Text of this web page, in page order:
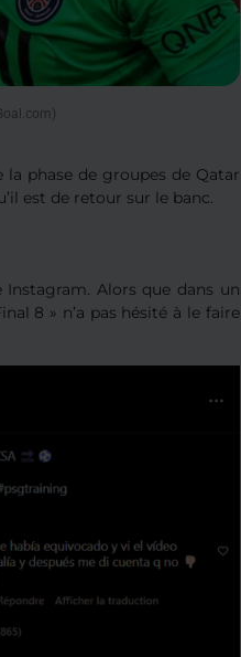
la phase de groupes de Qatar
est de retour sur le banc.
Alors que dans un
8 » n’a pas hésité à le faire